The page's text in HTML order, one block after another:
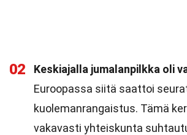
02
Keskiajalla jumalanpilkka oli
Euroopassa siitä saattoi
kuolemanrangaistus. Tämä
vakavasti yhteiskunta